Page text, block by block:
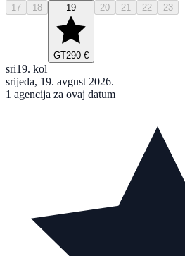
17 18 19
GT290 €
20 21 22 23
sri19. kol
srijeda, 19. avgust 2026.
1 agencija za ovaj datum